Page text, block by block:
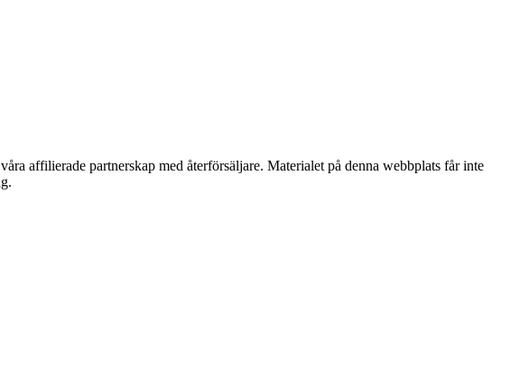
affilierade partnerskap med återförsäljare. Materialet på denna webbplats får inte